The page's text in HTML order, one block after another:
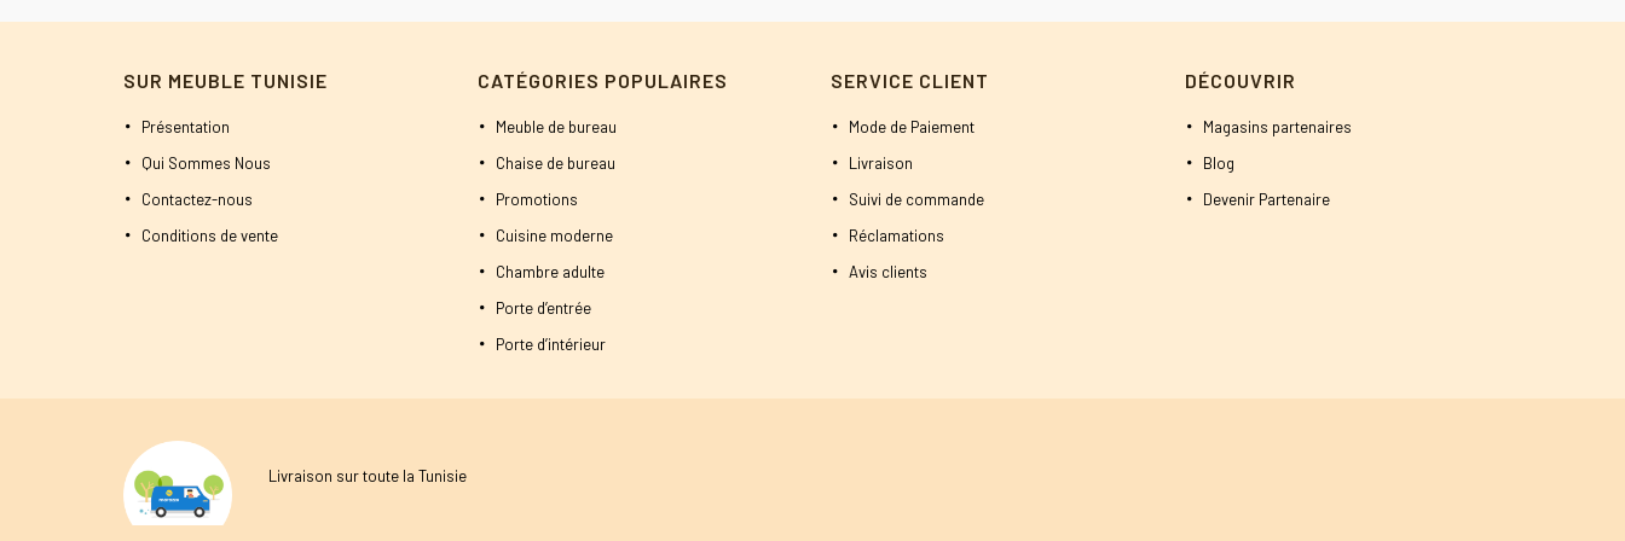
SUR MEUBLE TUNISIE
Présentation
Qui Sommes Nous
Contactez-nous
Conditions de vente
CATÉGORIES POPULAIRES
Meuble de bureau
Chaise de bureau
Promotions
Cuisine moderne
Chambre adulte
Porte d’entrée
Porte d’intérieur
SERVICE CLIENT
Mode de Paiement
Livraison
Suivi de commande
Réclamations
Avis clients
DÉCOUVRIR
Magasins partenaires
Blog
Devenir Partenaire
Livraison sur toute la Tunisie